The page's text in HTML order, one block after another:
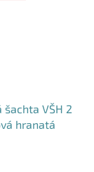
šachta VŠH 2
hranatá